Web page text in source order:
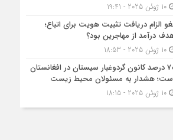
10 ژوئن 2025 - 19:41
الزام دریافت تثبیت هویت برای اتباع؛
درآمد از مهاجرین بود؟
10 ژوئن 2025 - 18:53
۷۰ درصد کانون گردوغبار سیستان در افغانستان
هشدار به مسئولان محیط زیست
10 ژوئن 2025 - 18:15